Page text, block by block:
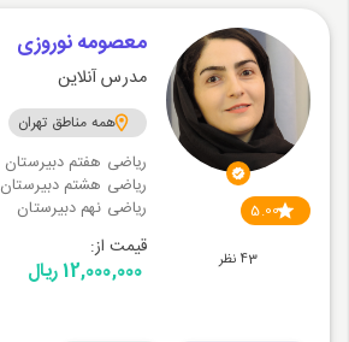
5.00
43 نظر
معصومه نوروزی
مدرس آنلاین
همه مناطق تهران
ریاضی هفتم دبیرستان
ریاضی هشتم دبیرستان
ریاضی نهم دبیرستان
قیمت از:
12,000,000 ریال